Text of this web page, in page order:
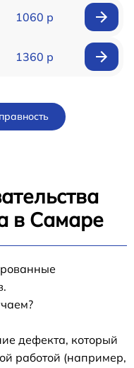
1060 р
1360 р
в Самаре
дефекта, который
работой (например,